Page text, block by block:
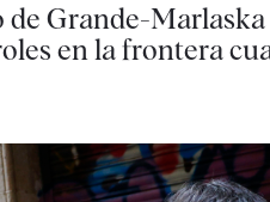
Grande-
en la frontera